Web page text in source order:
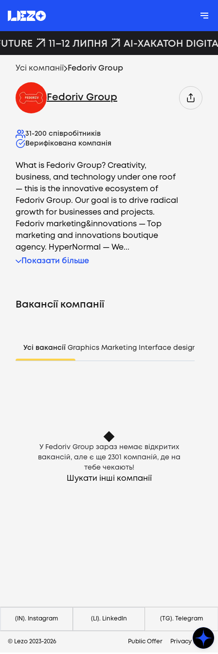
UA
11–12 ЛИПНЯ AI-ХАКАТОН
Усі компанії Fedoriv Group
Fedoriv Group
31-200 співробітників
Верифікована компанія
What is Fedoriv Group? Creativity,
business, and technology under one roof
— this is the innovative ecosystem of
Fedoriv Group. Our goal is to drive radical
growth for businesses and projects.
Fedoriv marketing&innovations — Top
marketing and innovations boutique
agency. HyperNormal — We...
Показати більше
Вакансії компанії
Усі вакансії Graphics Marketing Interface design
У Fedoriv Group зараз немає відкритих
вакансій, але є ще 2301
компаній, де на
тебе чекають!
Шукати інші компанії
(IN). Instagram (LI). LinkedIn (TG). Telegram
© Lezo 2023-2026 Public Offer Privacy Policy